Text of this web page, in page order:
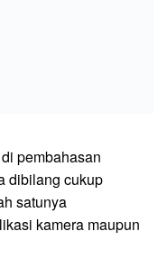
pembahasan
dibilang cukup
satunya
kamera maupun